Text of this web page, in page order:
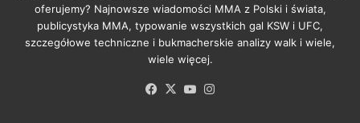
oferujemy? Najnowsze wiadomości MMA z Polski i świata,
publicystyka MMA, typowanie wszystkich gal KSW i UFC,
szczegółowe techniczne i bukmacherskie analizy walk i wiele,
wiele więcej.
Facebook
X YouTube